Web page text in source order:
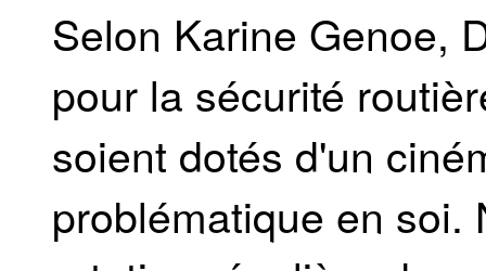
Selon Karine Genoe,
pour la sécurité
soient dotés d'un
problématique en soi.